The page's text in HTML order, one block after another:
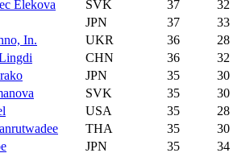
Elekova SVK 37
32
JPN 37
33
In. UKR 36
28
CHN 36
32
JPN 35
30
SVK 35
30
USA 35
28
THA 35
30
JPN 35
34